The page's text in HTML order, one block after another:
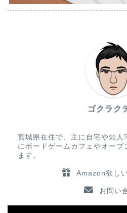
ゴクラク
宮城県在住で、主に自宅や知人
にボードゲームカフェやオープ
ます。
Amazon欲し
お問い